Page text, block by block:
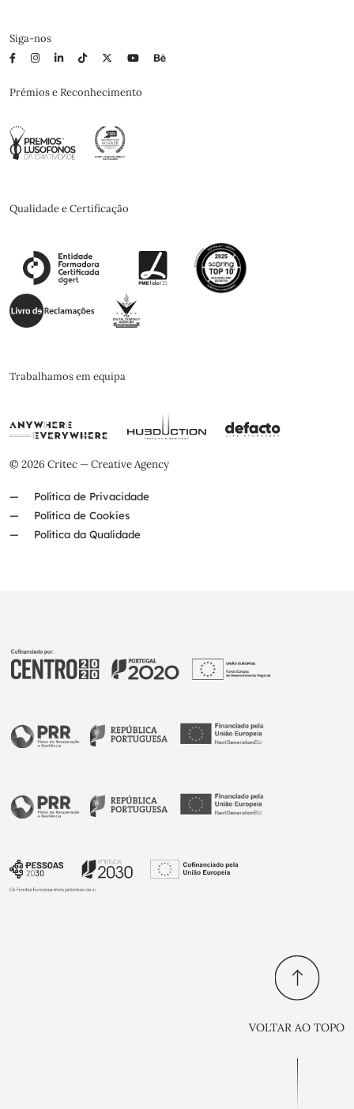
Siga-nos
Prémios e Reconhecimento
Qualidade e Certificação
Trabalhamos em equipa
© 2026 Critec — Creative Agency
Política de Privacidade
Política de Cookies
Política da Qualidade
VOLTAR AO TOPO